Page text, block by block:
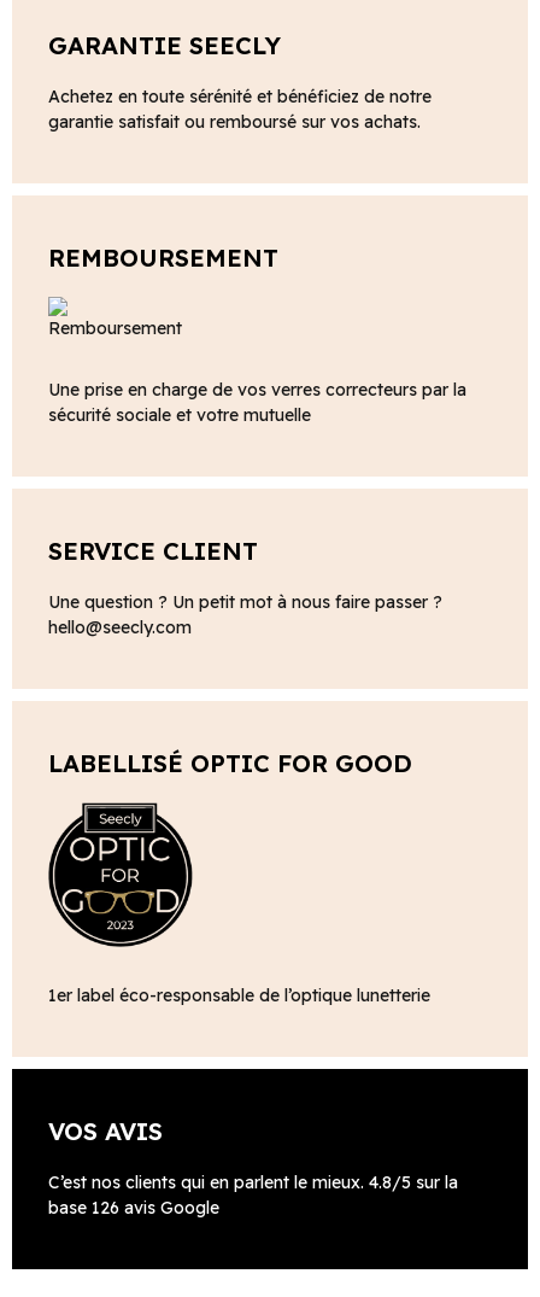
GARANTIE SEECLY
Achetez en toute sérénité et bénéficiez de notre
garantie satisfait ou remboursé sur vos achats.
REMBOURSEMENT
Une prise en charge de vos verres correcteurs par la
sécurité sociale et votre mutuelle
SERVICE CLIENT
Une question ? Un petit mot à nous faire passer ?
hello@seecly.com
LABELLISÉ OPTIC FOR GOOD
1er label éco-responsable de l’optique lunetterie
VOS AVIS
C’est nos clients qui en parlent le mieux. 4.8/5 sur la
base 126 avis Google